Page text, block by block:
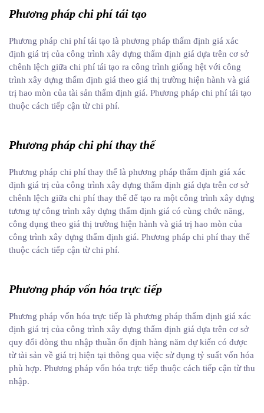
Phương pháp chi phí tái tạo
Phương pháp chi phí tái tạo là phương pháp thẩm định giá xác
định giá trị của công trình xây dựng thẩm định giá dựa trên cơ sở
chênh lệch giữa chi phí tái tạo ra công trình giống hệt với công
trình xây dựng thẩm định giá theo giá thị trường hiện hành và giá
trị hao mòn của tài sản thẩm định giá. Phương pháp chi phí tái tạo
thuộc cách tiếp cận từ chi phí.
Phương pháp chi phí thay thế
Phương pháp chi phí thay thế là phương pháp thẩm định giá xác
định giá trị của công trình xây dựng thẩm định giá dựa trên cơ sở
chênh lệch giữa chi phí thay thế để tạo ra một công trình xây dựng
tương tự công trình xây dựng thẩm định giá có cùng chức năng,
công dụng theo giá thị trường hiện hành và giá trị hao mòn của
công trình xây dựng thẩm định giá. Phương pháp chi phí thay thế
thuộc cách tiếp cận từ chi phí.
Phương pháp vốn hóa trực tiếp
Phương pháp vốn hóa trực tiếp là phương pháp thẩm định giá xác
định giá trị của công trình xây dựng thẩm định giá dựa trên cơ sở
quy đổi dòng thu nhập thuần ổn định hàng năm dự kiến có được
từ tài sản về giá trị hiện tại thông qua việc sử dụng tỷ suất vốn hóa
phù hợp. Phương pháp vốn hóa trực tiếp thuộc cách tiếp cận từ thu
nhập.